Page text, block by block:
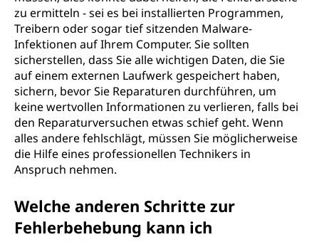
zu ermitteln - sei es bei installierten Programmen,
Treibern oder sogar tief sitzenden Malware-
Infektionen auf Ihrem Computer. Sie sollten
sicherstellen, dass Sie alle wichtigen Daten, die Sie
auf einem externen Laufwerk gespeichert haben,
sichern, bevor Sie Reparaturen durchführen, um
keine wertvollen Informationen zu verlieren, falls bei
den Reparaturversuchen etwas schief geht. Wenn
alles andere fehlschlägt, müssen Sie möglicherweise
die Hilfe eines professionellen Technikers in
Anspruch nehmen.
Welche anderen Schritte zur
Fehlerbehebung kann ich